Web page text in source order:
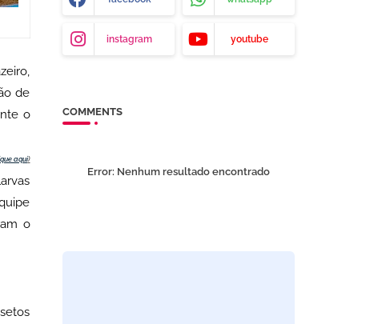
de
o
aqui)
o
instagram youtube
COMMENTS
Error: Nenhum resultado encontrado